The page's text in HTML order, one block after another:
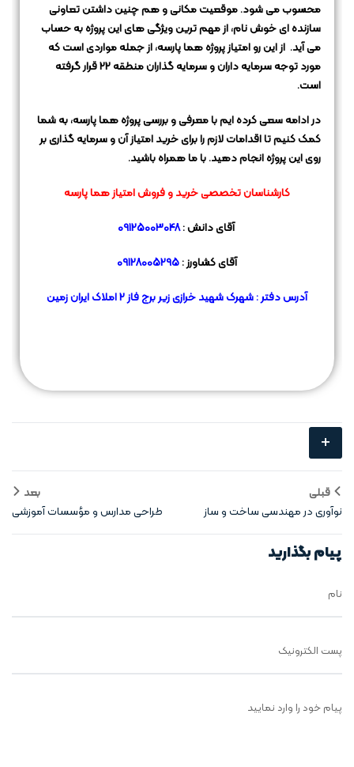
محسوب می شود.موقعیت مکانی و هم چنین داشتن تعاونی
سازنده ای خوش نام، از مهم ترین ویژگی های این پروژه به حساب
می آید. از این رو امتیاز پروژه هما پارسه، از جمله مواردی است که
مورد توجه سرمایه داران و سرمایه گذاران منطقه 22 قرار گرفته
است.
در ادامه سعی کرده ایم با معرفی و بررسی پروژه هما پارسه، به شما
کمک کنیم تا اقدامات لازم رابرای خرید امتیاز آن و سرمایه گذاری بر
روی این پروژه انجام دهید.با ما همراه باشید.
کارشناسان تخصصی خرید و فروش امتیاز هما پارسه
آقای دانش :09125003048
آقای کشاورز :09128005295
آدرس دفتر : شهرک شهید خرازی زیر برج فاز 2 املاک ایران زمین
+
قبلی
نوآوری در مهندسی ساخت و ساز
بعد
طراحی مدارس و مؤسسات آموزشی
پیام بگذارید
نام
پست الکترونیک
پیام خود را وارد نمایید